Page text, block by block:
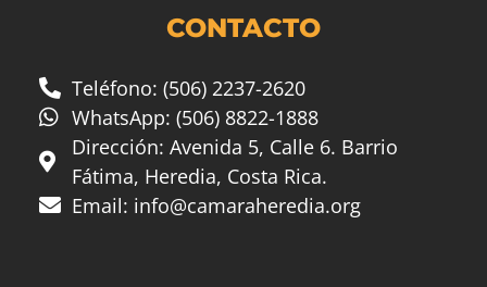
CONTACTO
Teléfono: (506) 2237-2620
WhatsApp: (506) 8822-1888
Dirección: Avenida 5, Calle 6. Barrio
Fátima, Heredia, Costa Rica.
Email: info@camaraheredia.org